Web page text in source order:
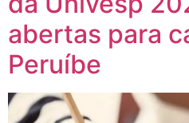
abertas para
Peruíbe